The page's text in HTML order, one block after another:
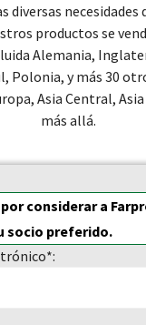
diversas necesidades
productos se
Alemania,
Polonia, y más 30
Asia Central,
más allá.
considerar a
socio preferido.